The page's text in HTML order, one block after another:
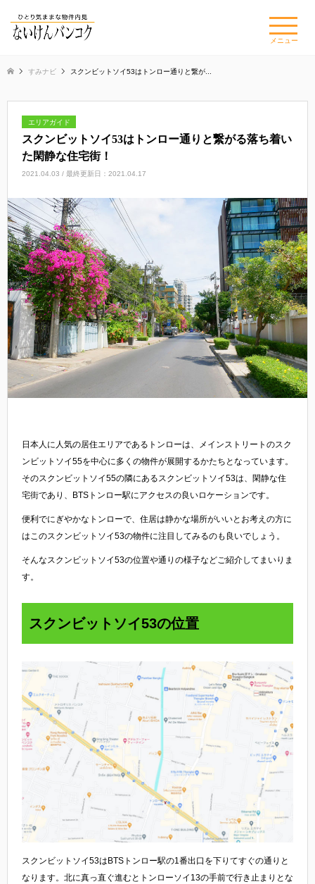
×
メニュー
すみナビ スクンビットソイ53はトンロー通りと繋が...
エリアガイド
スクンビットソイ53はトンロー通りと繋がる落ち着い
た閑静な住宅街！
2021.04.03 / 最終更新日：2021.04.17
日本人に人気の居住エリアであるトンローは、メインストリートのスク
ンビットソイ55を中心に多くの物件が展開するかたちとなっています。
そのスクンビットソイ55の隣にあるスクンビットソイ53は、閑静な住
宅街であり、BTSトンロー駅にアクセスの良いロケーションです。
便利でにぎやかなトンローで、住居は静かな場所がいいとお考えの方に
はこのスクンビットソイ53の物件に注目してみるのも良いでしょう。
そんなスクンビットソイ53の位置や通りの様子などご紹介してまいりま
す。
スクンビットソイ53の位置
スクンビットソイ53はBTSトンロー駅の1番出口を下りてすぐの通りと
なります。北に真っ直ぐ進むとトンローソイ13の手前で行き止まりとな